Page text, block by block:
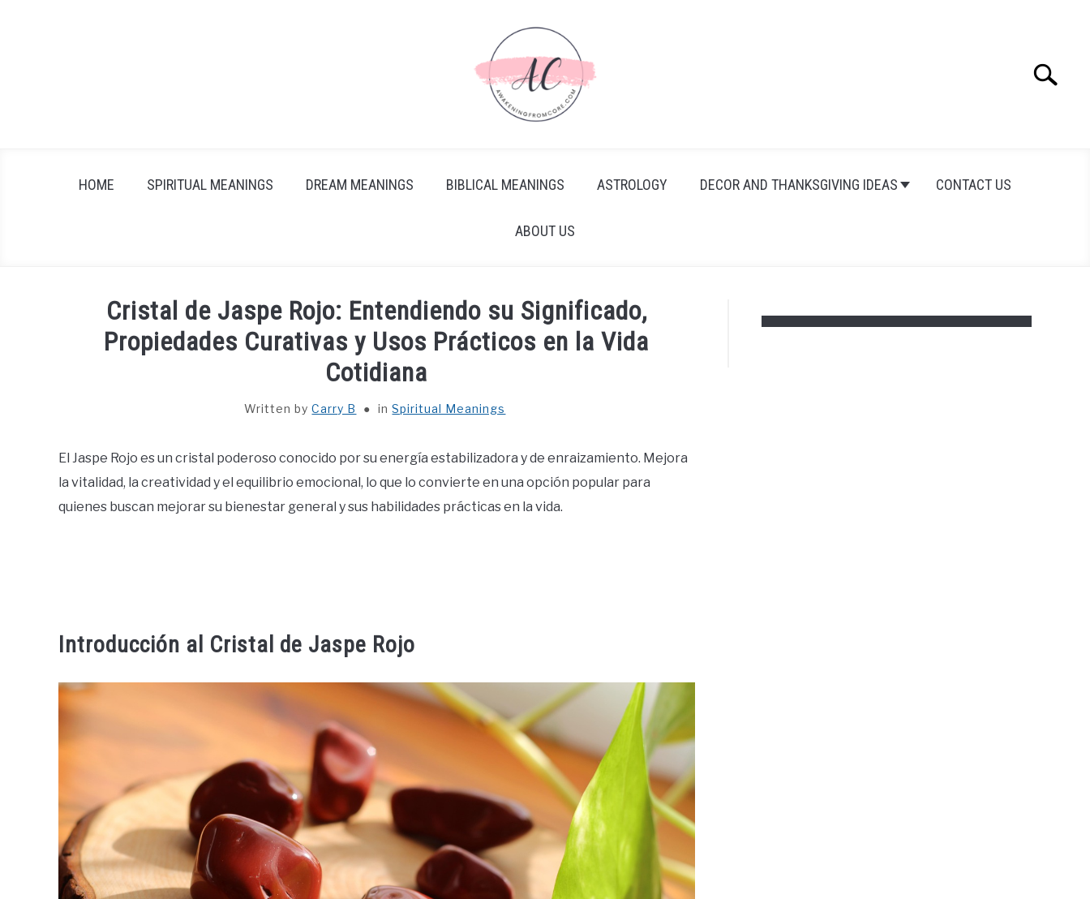
Search
HOME SPIRITUAL MEANINGS DREAM MEANINGS BIBLICAL MEANINGS ASTROLOGY DECOR AND THANKSGIVING IDEAS CONTACT US
ABOUT US
Cristal de Jaspe Rojo: Entendiendo su Significado,
Propiedades Curativas y Usos Prácticos en la Vida
Cotidiana
Written byCarry B inSpiritual Meanings
El Jaspe Rojo es un cristal poderoso conocido por su energía estabilizadora y de enraizamiento. Mejora
la vitalidad, la creatividad y el equilibrio emocional, lo que lo convierte en una opción popular para
quienes buscan mejorar su bienestar general y sus habilidades prácticas en la vida.
Introducción al Cristal de Jaspe Rojo